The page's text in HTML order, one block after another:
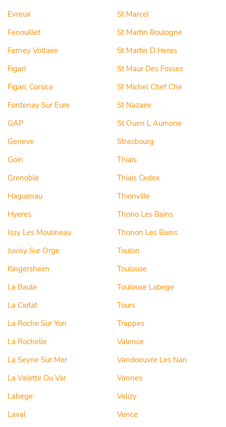
Evreux
Fenouillet
Ferney Voltaire
Figari
Figari, Corsica
Fontenay Sur Eure
GAP
Geneve
Goin
Grenoble
Haguenau
Hyeres
Issy Les Moulineau
Juvisy Sur Orge
Kingersheim
La Baule
La Ciotat
La Roche Sur Yon
La Rochelle
La Seyne Sur Mer
La Valette Du Var
Labege
Laval
St Marcel
St Martin Boulogne
St Martin D Heres
St Maur Des Fosses
St Michel Chef Che
St Nazaire
St Ouen L Aumone
Strasbourg
Thiais
Thiais Cedex
Thionville
Thono Les Bains
Thonon Les Bains
Toulon
Toulouse
Toulouse Labege
Tours
Trappes
Valence
Vandoeuvre Les Nan
Vannes
Velizy
Vence